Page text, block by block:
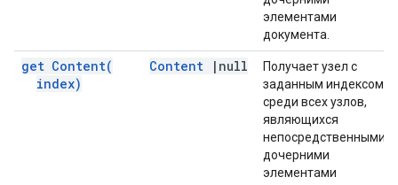
элементами
документа.
get Content(
index)
Content | null
Получает узел с
заданным индексом
среди всех узлов,
являющихся
непосредственными
дочерними
элементами